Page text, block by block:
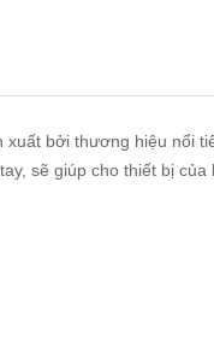
bởi thương hiệu nổi
sẽ giúp cho thiết bị